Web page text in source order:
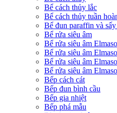
Bể cách thủy lắc
Bể cách thủy tuần
Bể đun paraffin và
Bể rửa siêu âm
Bể rửa siêu âm
Bể rửa siêu âm
Bể rửa siêu âm
Bể rửa siêu âm
Bếp cách cát
Bếp đun bình cầu
Bếp gia nhiệt
Bếp phá mẫu